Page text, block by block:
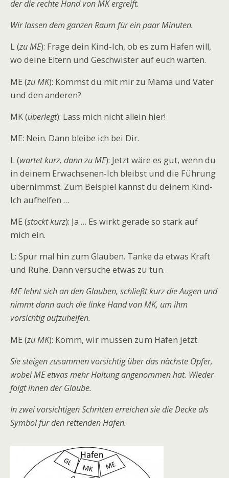
der die rechte Hand von MK ergreift.
Wir lassen dem ganzen Raum für ein paar Minuten.
L (zu ME): Frage dein Kind-Ich, ob es zum Hafen will,
wo deine Eltern und Geschwister auf euch warten.
ME (zu MK): Kommst du mit mir zu Mama und Vater
und den anderen?
MK (überlegt): Lass mich nicht allein hier!
ME: Nein. Dann bleibe ich bei Dir.
L (wartet kurz, dann zu ME): Jetzt wäre es gut, wenn du
in deinem Erwachsenen-Ich bleibst und die Führung
übernimmst. Zum Beispiel kannst du deinem Kind-
Ich aufhelfen …
ME (stockt kurz): Ja … Es wirkt gerade so stark auf
mich ein.
L: Spür mal hin zum Glauben. Tanke da etwas Kraft
und Ruhe. Dann versuche etwas zu tun.
ME lehnt sich an den Glauben, schließt kurz die Augen und
nimmt dann auch die linke Hand von MK, um ihm
vorsichtig aufzuhelfen.
ME (zu MK): Komm, wir müssen zum Hafen jetzt.
Sie steigen zusammen vorsichtig über das nächste Opfer,
wobei ME etwas mehr Haltung angenommen hat. Wieder
folgt ihnen der Glaube.
In zwei vorsichtigen Schritten erreichen sie die Decke als
Symbol für den rettenden Hafen.